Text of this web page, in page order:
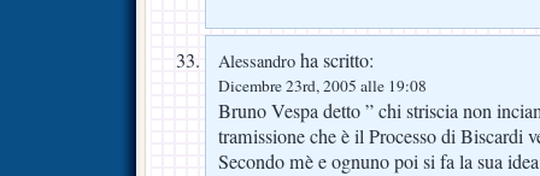
Alessandro ha scritto:
Dicembre 23rd, 2005 alle 19:08
Bruno Vespa detto ” chi striscia non
tramissione che è il Processo di Biscardi
Secondo mè e ognuno poi si fa la sua